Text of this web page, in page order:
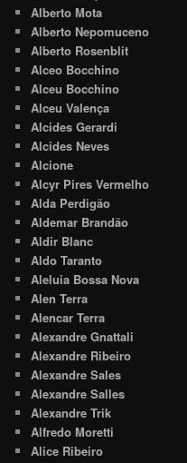
Alberto Mota
Alberto Nepomuceno
Alberto Rosenblit
Alceo Bocchino
Alceu Bocchino
Alceu Valença
Alcides Gerardi
Alcides Neves
Alcione
Alcyr Pires Vermelho
Alda Perdigão
Aldemar Brandão
Aldir Blanc
Aldo Taranto
Aleluia Bossa Nova
Alen Terra
Alencar Terra
Alexandre Gnattali
Alexandre Ribeiro
Alexandre Sales
Alexandre Salles
Alexandre Trik
Alfredo Moretti
Alice Ribeiro